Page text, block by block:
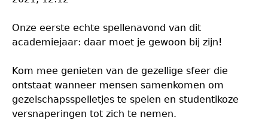
Onze eerste echte spellenavond van dit
academiejaar: daar moet je gewoon bij zijn!
Kom mee genieten van de gezellige sfeer die
ontstaat wanneer mensen samenkomen om
gezelschapsspelletjes te spelen en studentikoze
versnaperingen tot zich te nemen.